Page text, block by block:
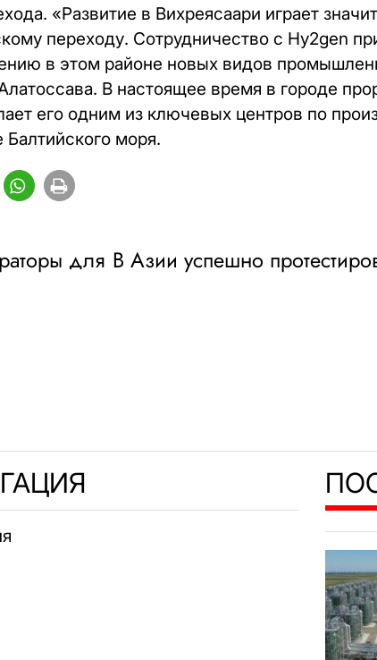
«Развитие в Вихреясаари играет
переходу. Сотрудничество с Hy2gen
в этом районе новых видов
В настоящее время в городе
его одним из ключевых центров по
Балтийского моря.
для В Азии успешно